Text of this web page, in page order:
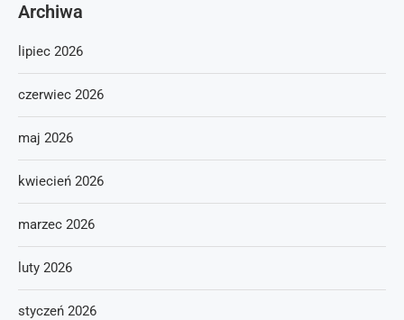
Archiwa
lipiec 2026
czerwiec 2026
maj 2026
kwiecień 2026
marzec 2026
luty 2026
styczeń 2026